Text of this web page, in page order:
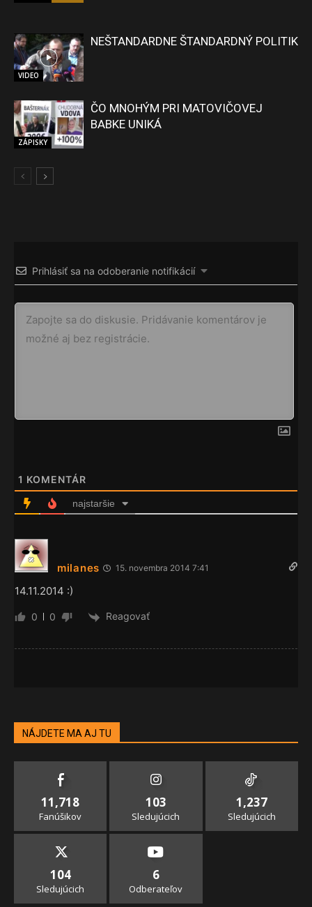
VIDEO
NEŠTANDARDNE ŠTANDARDNÝ POLITIK
ZÁPISKY
ČO MNOHÝM PRI MATOVIČOVEJ
BABKE UNIKÁ
Prihlásiť sa na odoberanie notifikácií
1 KOMENTÁR
najstaršie
milanes 15. novembra 2014 7:41
14.11.2014 :)
0 0 Reagovať
NÁJDETE MA AJ TU
11,718
Fanúšikov
103
Sledujúcich
1,237
Sledujúcich
104
Sledujúcich
6
Odberateľov